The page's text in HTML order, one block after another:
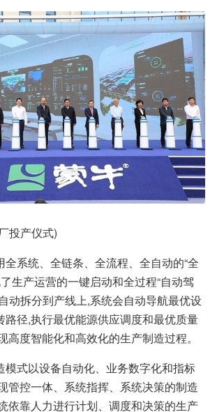
投产仪式)
系统、全链条、全流程、全自动的“全
生产运营的一键启动和全过程“自动驾
动拆分到产线上,系统会自动导航最优设
路径,执行最优能源供应调度和最优质量
高度智能化和高效化的生产制造过程。
模式以设备自动化、业务数字化和指标
管控一体、系统指挥、系统决策的制造
依靠人力进行计划、调度和决策的生产